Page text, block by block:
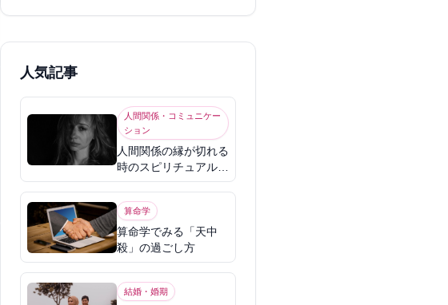
人気記事
人間関係・コミュニケー
ション
人間関係の縁が切れる
時のスピリチュアル意
味
算命学
算命学でみる「天中
殺」の過ごし方
結婚・婚期